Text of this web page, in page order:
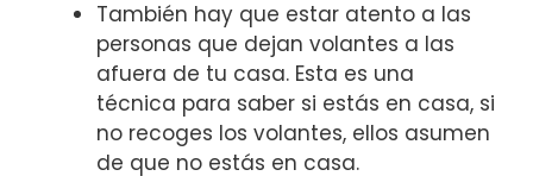
También hay que estar atento a las
personas que dejan volantes a las
afuera de tu casa. Esta es una
técnica para saber si estás en casa, si
no recoges los volantes, ellos asumen
de que no estás en casa.